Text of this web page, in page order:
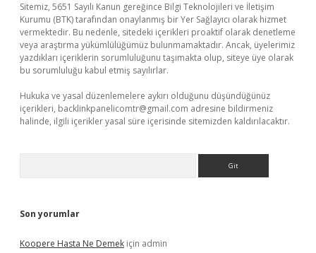
Sitemiz, 5651 Sayılı Kanun gereğince Bilgi Teknolojileri ve İletişim
Kurumu (BTK) tarafından onaylanmış bir Yer Sağlayıcı olarak hizmet
vermektedir. Bu nedenle, sitedeki içerikleri proaktif olarak denetleme
veya araştırma yükümlülüğümüz bulunmamaktadır. Ancak, üyelerimiz
yazdıkları içeriklerin sorumluluğunu taşımakta olup, siteye üye olarak
bu sorumluluğu kabul etmiş sayılırlar.
Hukuka ve yasal düzenlemelere aykırı olduğunu düşündüğünüz
içerikleri, backlinkpanelicomtr@gmail.com adresine bildirmeniz
halinde, ilgili içerikler yasal süre içerisinde sitemizden kaldırılacaktır.
Son yorumlar
Koopere Hasta Ne Demek için admin